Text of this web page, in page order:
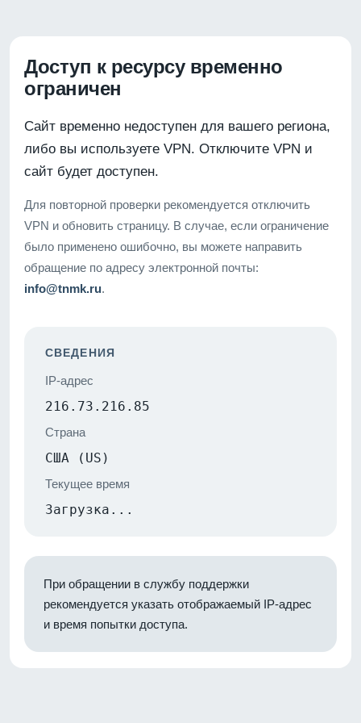
Доступ к ресурсу временно
ограничен
Сайт временно недоступен для вашего региона,
либо вы используете VPN. Отключите VPN и
сайт будет доступен.
Для повторной проверки рекомендуется отключить
VPN и обновить страницу. В случае, если ограничение
было применено ошибочно, вы можете направить
обращение по адресу электронной почты:
info@tnmk.ru.
СВЕДЕНИЯ
IP-адрес
216.73.216.85
Страна
США (US)
Текущее время
Загрузка...
При обращении в службу поддержки
рекомендуется указать отображаемый IP-адрес
и время попытки доступа.